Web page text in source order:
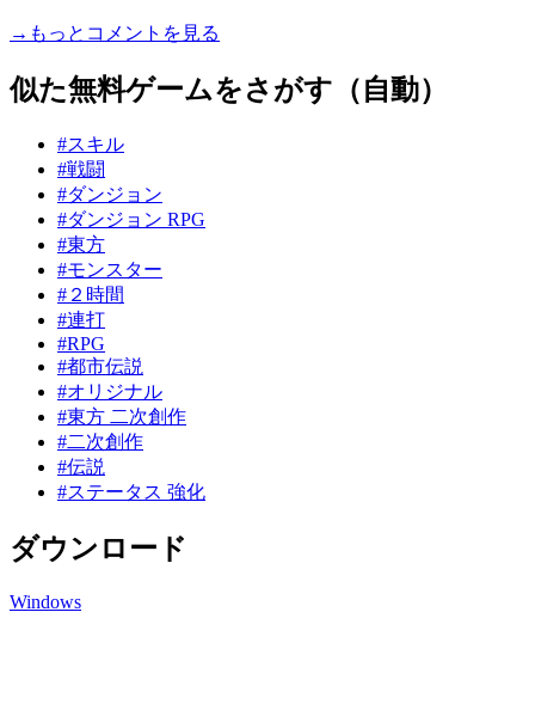
→もっとコメントを見る
似た無料ゲームをさがす（自動）
#スキル
#戦闘
#ダンジョン
#ダンジョン RPG
#東方
#モンスター
#２時間
#連打
#RPG
#都市伝説
#オリジナル
#東方 二次創作
#二次創作
#伝説
#ステータス 強化
ダウンロード
Windows